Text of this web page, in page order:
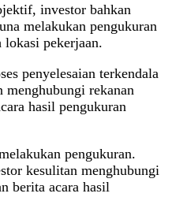
investor bahkan
melakukan pengukuran
pekerjaan.
penyelesaian terkendala
rekanan
hasil pengukuran
pengukuran.
kesulitan menghubungi
berita acara hasil